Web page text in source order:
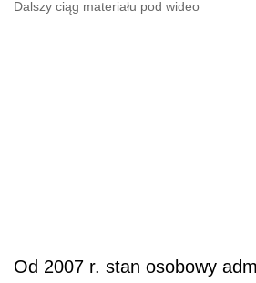
Dalszy ciąg materiału pod wideo
Od 2007 r. stan osobowy